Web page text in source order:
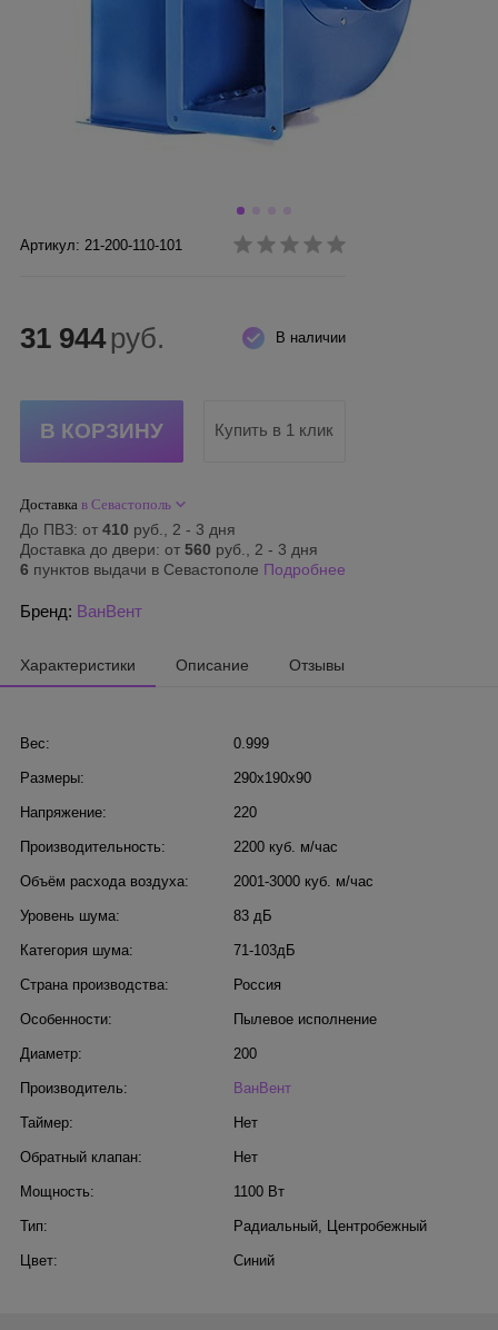
Артикул: 21-200-110-101
В наличии
31 944 руб.
Купить в 1 клик
Доставка в Севастополь
До ПВЗ: от 410 руб., 2 - 3 дня
Доставка до двери: от 560 руб., 2 - 3 дня
6 пунктов выдачи в Севастополе Подробнее
Бренд: ВанВент
Характеристики Описание Отзывы
Вес: 0.999
Размеры: 290x190x90
Напряжение: 220
Производительность: 2200 куб. м/час
Объём расхода воздуха: 2001-3000 куб. м/час
Уровень шума: 83 дБ
Категория шума: 71-103дБ
Страна производства: Россия
Особенности: Пылевое исполнение
Диаметр: 200
Производитель: ВанВент
Таймер: Нет
Обратный клапан: Нет
Мощность: 1100 Вт
Тип: Радиальный, Центробежный
Цвет: Синий